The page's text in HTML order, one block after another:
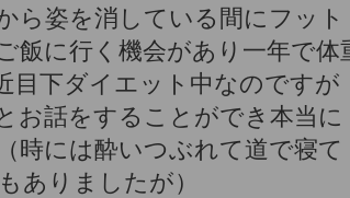
ら姿を消している間にフット
飯に行く機会があり一年で体
目下ダイエット中なのですが
お話をすることができ本当に
時には酔いつぶれて道で寝て
ありましたが）